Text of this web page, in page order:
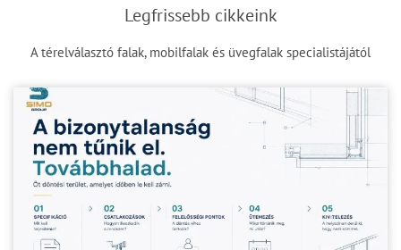
Legfrissebb cikkeink
A térelválasztó falak, mobilfalak és üvegfalak specialistájától